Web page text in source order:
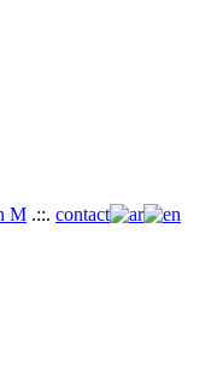
M .::. contact